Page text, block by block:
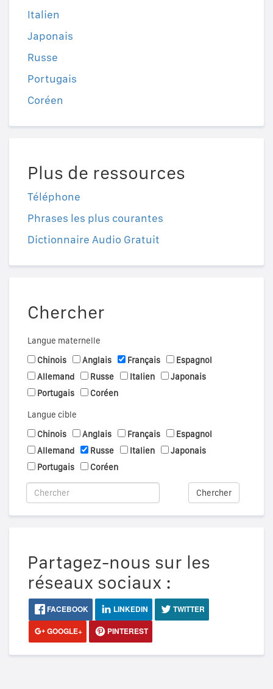
Italien
Japonais
Russe
Portugais
Coréen
Plus de ressources
Téléphone
Phrases les plus courantes
Dictionnaire Audio Gratuit
Chercher
Langue maternelle
Chinois
Anglais Français
Espagnol
Allemand
Russe Italien
Japonais
Portugais
Coréen
Langue cible
Chinois
Anglais Français
Espagnol
Allemand
Russe Italien
Japonais
Portugais
Coréen
Chercher
Partagez-nous sur les
réseaux sociaux :
FACEBOOK LINKEDIN
TWITTER
GOOGLE+
PINTEREST